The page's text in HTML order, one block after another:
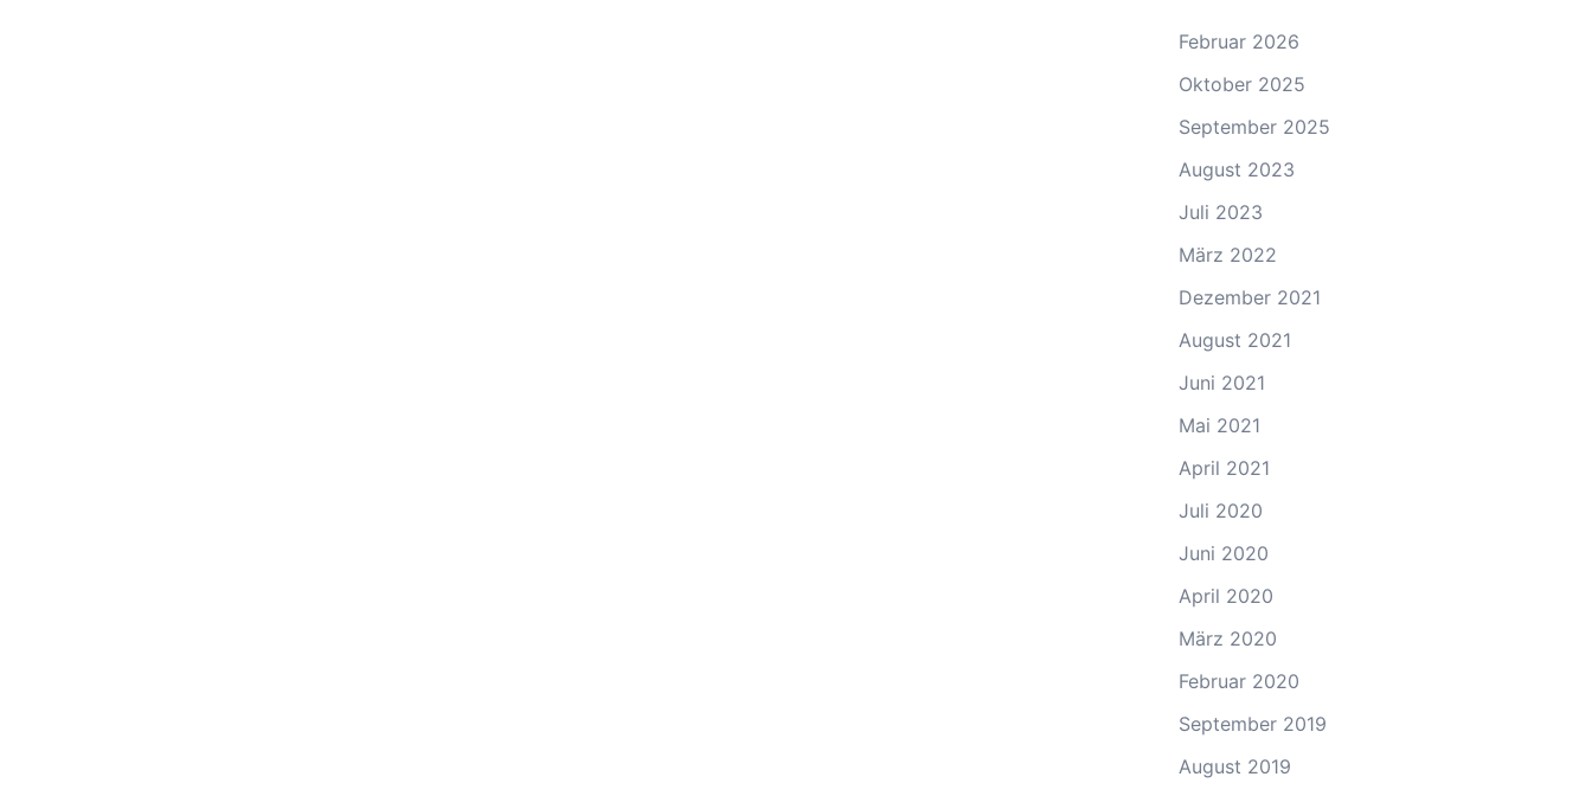
Februar 2026
Oktober 2025
September 2025
August 2023
Juli 2023
März 2022
Dezember 2021
August 2021
Juni 2021
Mai 2021
April 2021
Juli 2020
Juni 2020
April 2020
März 2020
Februar 2020
September 2019
August 2019